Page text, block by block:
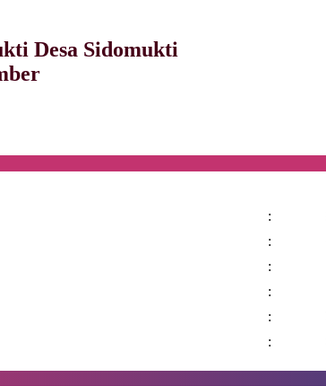
Desa Sidomukti
:
:
:
:
:
: